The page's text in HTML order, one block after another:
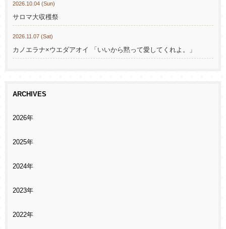
2026.10.04 (Sun)
サロマ大収穫祭
2026.11.07 (Sat)
カノエラナ×ウエダアオイ 「いいから黙って愛してくれよ。」
ARCHIVES
2026年
2025年
2024年
2023年
2022年